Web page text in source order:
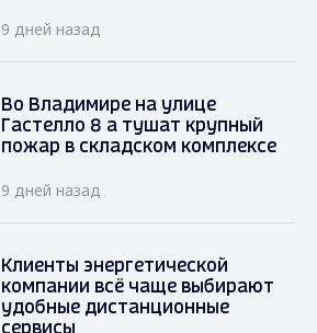
9 дней назад
Во Владимире на улице
Гастелло 8 а тушат крупный
пожар в складском комплексе
9 дней назад
Клиенты энергетической
компании всё чаще выбирают
удобные дистанционные
сервисы